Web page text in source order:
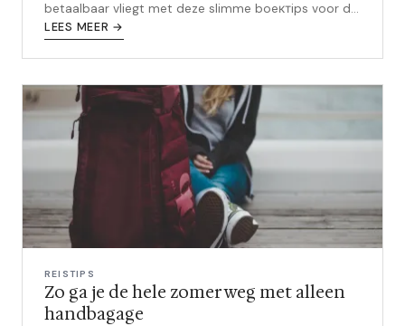
betaalbaar vliegt met deze slimme boeктips voor de
zomervakantie.
LEES MEER →
REISTIPS
Zo ga je de hele zomer weg met alleen
handbagage